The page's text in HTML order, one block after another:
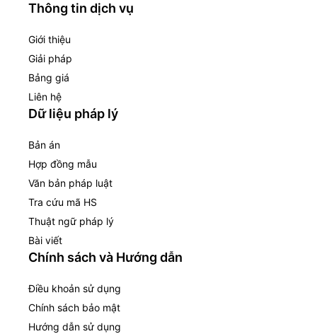
Thông tin dịch vụ
Giới thiệu
Giải pháp
Bảng giá
Liên hệ
Dữ liệu pháp lý
Bản án
Hợp đồng mẫu
Văn bản pháp luật
Tra cứu mã HS
Thuật ngữ pháp lý
Bài viết
Chính sách và Hướng dẫn
Điều khoản sử dụng
Chính sách bảo mật
Hướng dẫn sử dụng